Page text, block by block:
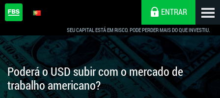
SEU CAPITAL ESTÁ EM RISCO. PODE PERDER MAIS DO QUE INVESTIU.
ENTRAR
Poderá o USD subir com o mercado de
trabalho americano?